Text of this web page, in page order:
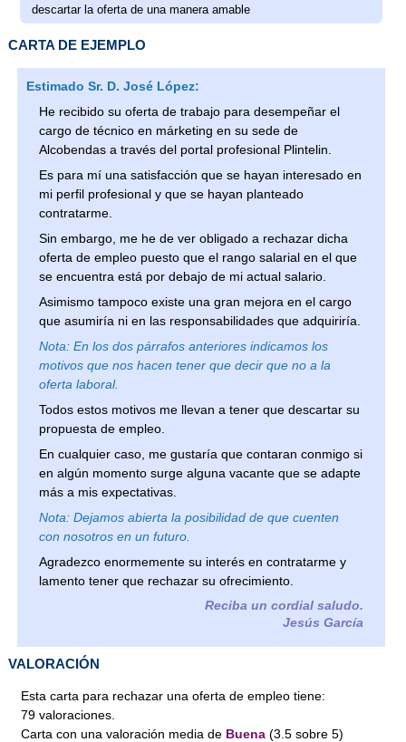
descartar la oferta de una manera amable
CARTA DE EJEMPLO
Estimado Sr. D. José López:
He recibido su oferta de trabajo para desempeñar el
cargo de técnico en márketing en su sede de
Alcobendas a través del portal profesional Plintelin.
Es para mí una satisfacción que se hayan interesado en
mi perfil profesional y que se hayan planteado
contratarme.
Sin embargo, me he de ver obligado a rechazar dicha
oferta de empleo puesto que el rango salarial en el que
se encuentra está por debajo de mi actual salario.
Asimismo tampoco existe una gran mejora en el cargo
que asumiría ni en las responsabilidades que adquiriría.
En los dos párrafos anteriores indicamos los
motivos que nos hacen tener que decir que no a la
oferta laboral.
Todos estos motivos me llevan a tener que descartar su
propuesta de empleo.
En cualquier caso, me gustaría que contaran conmigo si
en algún momento surge alguna vacante que se adapte
más a mis expectativas.
Dejamos abierta la posibilidad de que cuenten
con nosotros en un futuro.
Agradezco enormemente su interés en contratarme y
lamento tener que rechazar su ofrecimiento.
Reciba un cordial saludo.
Jesús García
VALORACIÓN
Esta carta para rechazar una oferta de empleo tiene:
79 valoraciones
Carta con una valoración media de Buena (3.5 sobre5)